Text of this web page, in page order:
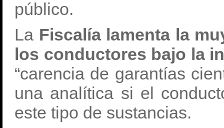
público.
La Fiscalía lamenta la
los conductores bajo la
“carencia de garantías
una analítica si el
este tipo de sustancias.